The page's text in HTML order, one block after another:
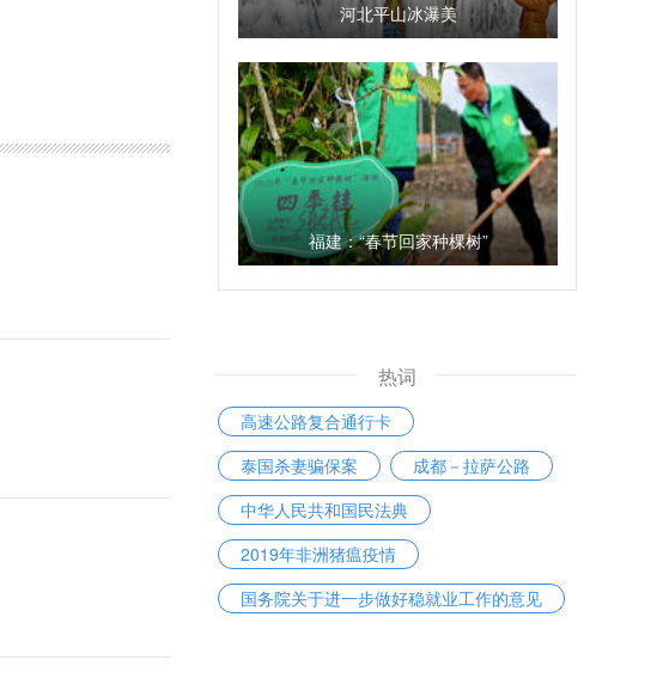
河北平山冰瀑美
福建：“春节回家种棵树”
热词
高速公路复合通行卡
泰国杀妻骗保案
成都－拉萨公路
中华人民共和国民法典
2019年非洲猪瘟疫情
国务院关于进一步做好稳就业工作的意见